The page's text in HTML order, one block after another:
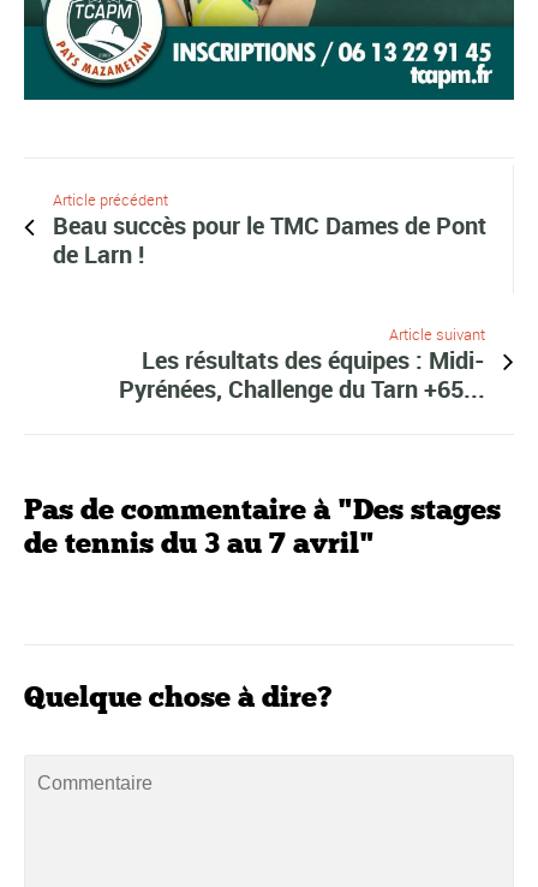
Article précédent
Beau succès pour le TMC Dames de Pont
de Larn !
Article suivant
Les résultats des équipes : Midi-
Pyrénées, Challenge du Tarn +65...
Pas de commentaire à "Des stages
de tennis du 3 au 7 avril"
Quelque chose à dire?